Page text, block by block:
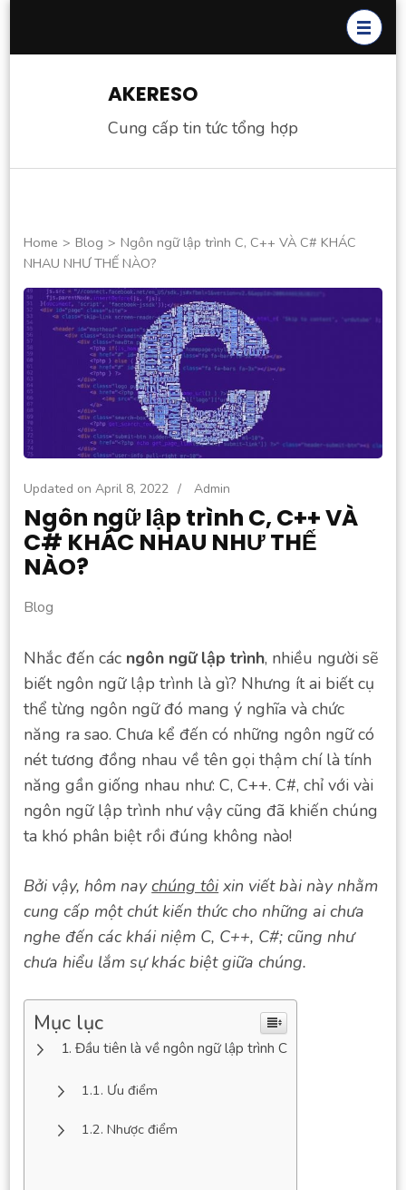
AKERESO
Cung cấp tin tức tổng hợp
Home > Blog > Ngôn ngữ lập trình C, C++ VÀ C# KHÁC
NHAU NHƯ THẾ NÀO?
Updated onApril 8, 2022 / Admin
Ngôn ngữ lập trình C, C++ VÀ
C# KHÁC NHAU NHƯ THẾ
NÀO?
Blog
Nhắc đến các ngôn ngữ lập trình, nhiều người sẽ
biết ngôn ngữ lập trình là gì? Nhưng ít ai biết cụ
thể từng ngôn ngữ đó mang ý nghĩa và chức
năng ra sao. Chưa kể đến có những ngôn ngữ có
nét tương đồng nhau về tên gọi thậm chí là tính
năng gần giống nhau như: C, C++. C#, chỉ với vài
ngôn ngữ lập trình như vậy cũng đã khiến chúng
ta khó phân biệt rồi đúng không nào!
Bởi vậy, hôm naychúng tôi xin viết bài này nhằm
cung cấp một chút kiến thức cho những ai chưa
nghe đến các khái niệm C, C++, C#; cũng như
chưa hiểu lắm sự khác biệt giữa chúng.
Mục lục
Đầu tiên là về ngôn ngữ lập trình C
Ưu điểm
Nhược điểm